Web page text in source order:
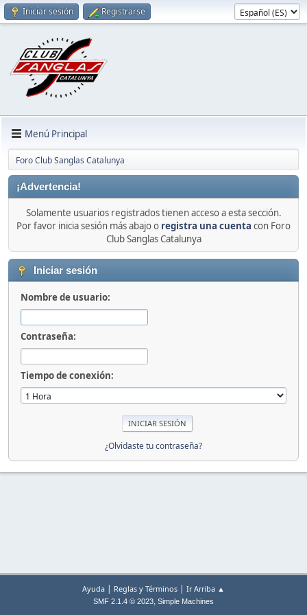
Iniciar sesión Registrarse
Menú Principal
Foro Club Sanglas Catalunya
¡Advertencia!
Solamente usuarios registrados tienen acceso a esta sección.
Por favor inicia sesión más abajo o registra una cuenta con Foro
Club Sanglas Catalunya
Iniciar sesión
Nombre de usuario:
Contraseña:
Tiempo de conexión:
¿Olvidaste tu contraseña?
Ayuda | Reglas y Términos | Ir Arriba ▲
SMF 2.1.4 © 2023, Simple Machines